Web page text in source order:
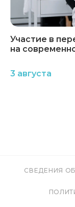
Участие в
на
3 августа
СВЕДЕНИЯ